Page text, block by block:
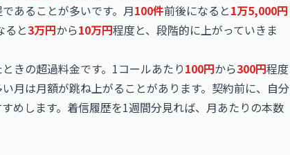
あることが多いです。月100件前後になると1万5,000円
ると3万円から10万円程度と、段階的に上がっていきま
きの超過料金です。1コールあたり100円から300円程度
月は月額が跳ね上がることがあります。契約前に、自分
めします。着信履歴を1週間分見れば、月あたりの本数